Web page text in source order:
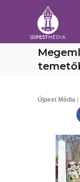
Újpest Média